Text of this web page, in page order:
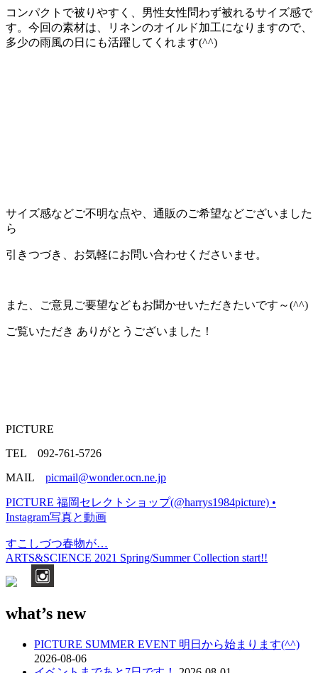
コンパクトで被りやすく、男性女性問わず被れるサイズ感で
す。今回の素材は、リネンのオイルド加工になりますので、
多少の雨風の日にも活躍してくれます(^^)
サイズ感などご不明な点や、通販のご希望などございました
ら
引きつづき、お気軽にお問い合わせくださいませ。
また、ご意見ご要望などもお聞かせいただきたいです～(^^)
ご覧いただき ありがとうございました！
PICTURE
TEL 092-761-5726
MAIL picmail@wonder.ocn.ne.jp
PICTURE 福岡セレクトショップ(@harrys1984picture) •
Instagram写真と動画
投
ナ
ビ
すこしづつ春物が…
ARTS&SCIENCE 2021 Spring/Summer Collection start!!
what’s new
PICTURE SUMMER EVENT 明日から始まります(^^)
2026-08-06